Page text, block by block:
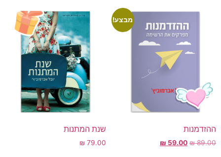
מבצע!
ההזדמנות
89.00
₪
59.00
₪
שנת המתנות
79.00
₪